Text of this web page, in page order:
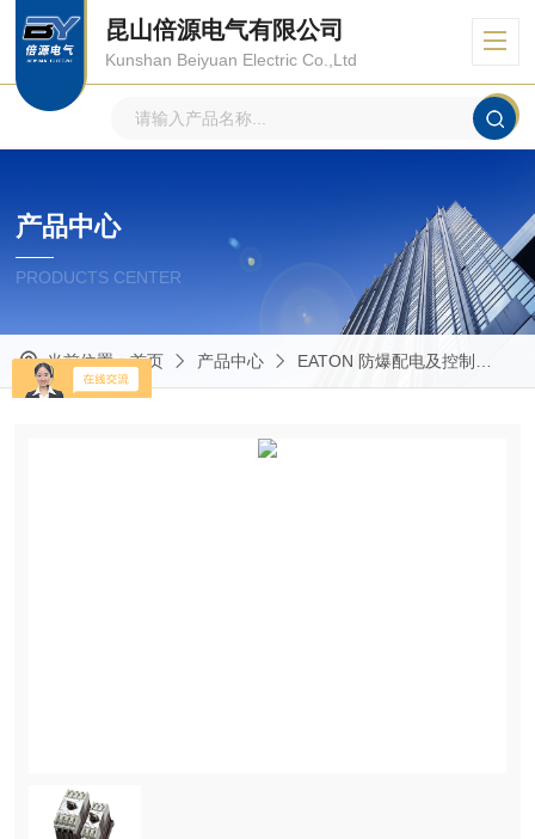
昆山倍源电气有限公司
Kunshan Beiyuan Electric Co.,Ltd
产品中心
PRODUCTS CENTER
当前位置：首页 产品中心 EATON 防爆配电及控制